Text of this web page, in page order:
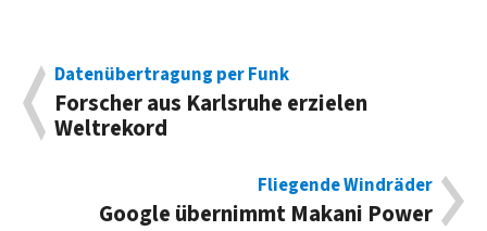
Datenübertragung per Funk
Forscher aus Karlsruhe erzielen
Weltrekord
Fliegende Windräder
Google übernimmt Makani Power